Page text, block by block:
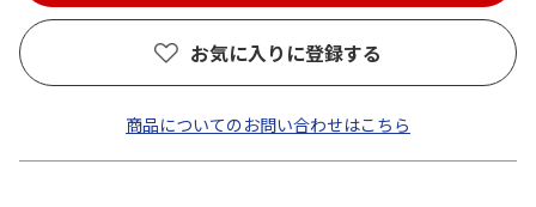
お気に入りに登録する
商品についてのお問い合わせはこちら